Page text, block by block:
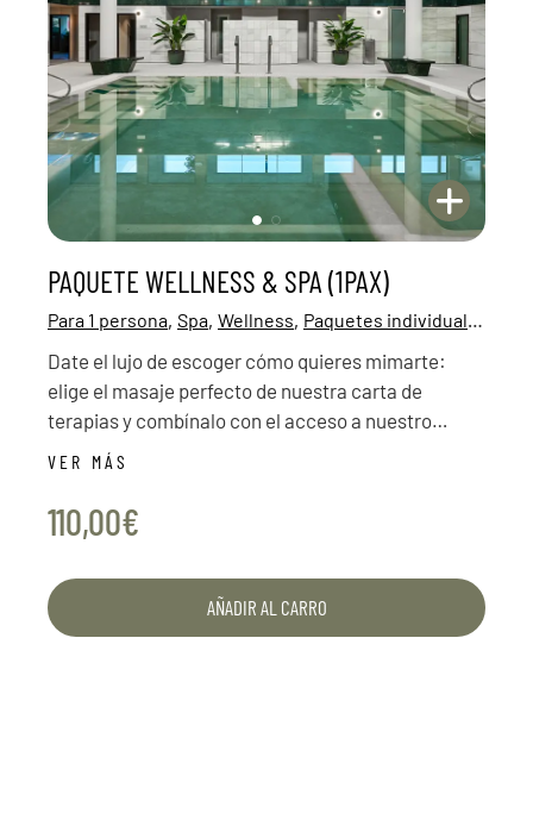
PAQUETE WELLNESS & SPA (1PAX)
Para 1 persona, Spa, Wellness, Paquetes individuales
Date el lujo de escoger cómo quieres mimarte:
elige el masaje perfecto de nuestra carta de
terapias y combínalo con el acceso a nuestro
exclusivo circuito termal.
VER MÁS
110,00€
AÑADIR AL CARRO